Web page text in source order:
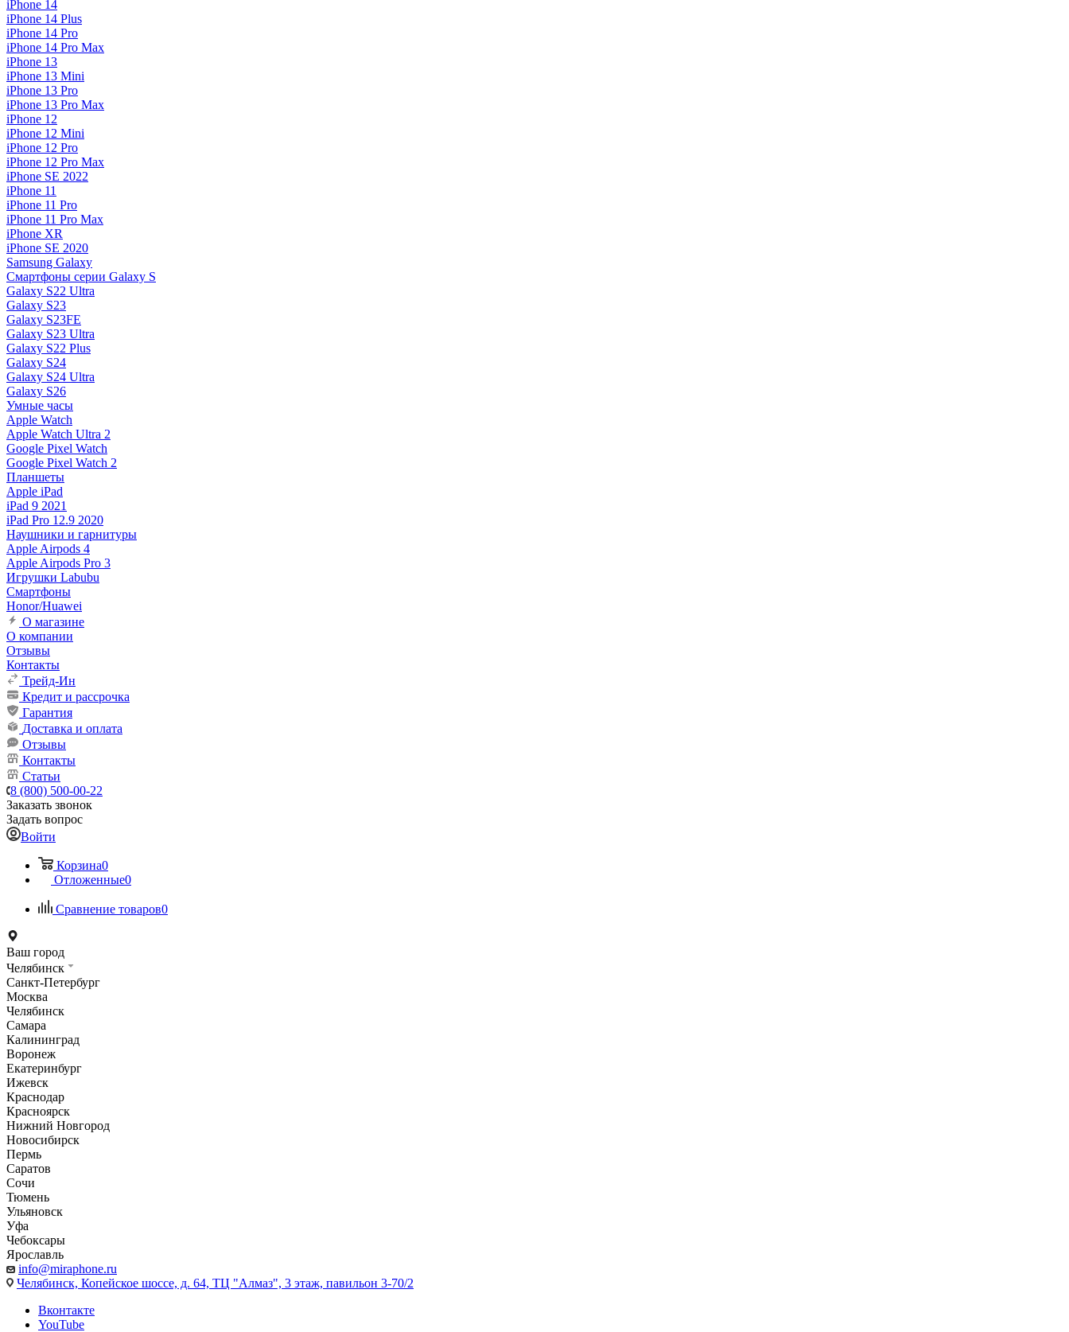
iPhone 14
iPhone 14 Plus
iPhone 14 Pro
iPhone 14 Pro Max
iPhone 13
iPhone 13 Mini
iPhone 13 Pro
iPhone 13 Pro Max
iPhone 12
iPhone 12 Mini
iPhone 12 Pro
iPhone 12 Pro Max
iPhone SE 2022
iPhone 11
iPhone 11 Pro
iPhone 11 Pro Max
iPhone XR
iPhone SE 2020
Samsung Galaxy
Смартфоны серии Galaxy S
Galaxy S22 Ultra
Galaxy S23
Galaxy S23FE
Galaxy S23 Ultra
Galaxy S22 Plus
Galaxy S24
Galaxy S24 Ultra
Galaxy S26
Умные часы
Apple Watch
Apple Watch Ultra 2
Google Pixel Watch
Google Pixel Watch 2
Планшеты
Apple iPad
iPad 9 2021
iPad Pro 12.9 2020
Наушники и гарнитуры
Apple Airpods 4
Apple Airpods Pro 3
Игрушки Labubu
Смартфоны
Honor/Huawei
О магазине
О компании
Отзывы
Контакты
Трейд-Ин
Кредит и рассрочка
Гарантия
Доставка и оплата
Отзывы
Контакты
Статьи
8 (800) 500-00-22
Заказать звонок
Задать вопрос
Войти
Корзина0
Отложенные0
Сравнение товаров0
Ваш город
Челябинск
Санкт-Петербург
Москва
Челябинск
Самара
Калининград
Воронеж
Екатеринбург
Ижевск
Краснодар
Красноярск
Нижний Новгород
Новосибирск
Пермь
Саратов
Сочи
Тюмень
Ульяновск
Уфа
Чебоксары
Ярославль
info@miraphone.ru
Челябинск, Копейское шоссе, д. 64, ТЦ "Алмаз", 3 этаж, павильон 3-70/2
Вконтакте
YouTube